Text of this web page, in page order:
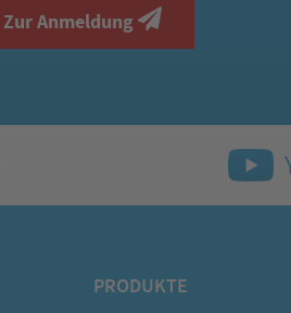
Zur Anmeldung
PRODUKTE